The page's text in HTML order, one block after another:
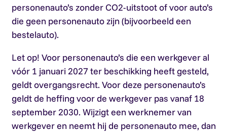
personenauto’s zonder CO2-uitstoot of voor auto’s
die geen personenauto zijn (bijvoorbeeld een
bestelauto).
Let op! Voor personenauto’s die een werkgever al
vóór 1 januari 2027 ter beschikking heeft gesteld,
geldt overgangsrecht. Voor deze personenauto’s
geldt de heffing voor de werkgever pas vanaf 18
september 2030. Wijzigt een werknemer van
werkgever en neemt hij de personenauto mee, dan